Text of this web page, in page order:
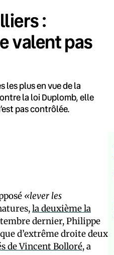
:
valent pas
les plus en vue de la
la loi Duplomb, elle
pas contrôlée.
«lever les
la deuxième la
dernier, Philippe
d’extrême droite deux
de Vincent Bolloré, a